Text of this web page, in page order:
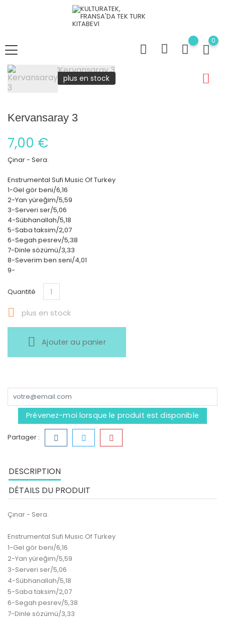
0
plus en stock
Kervansaray 3
7,00 €
Çınar - Sera.
Enstrumental Sufi Music Of Turkey
1-Gel gör beni/6,16
2-Yan yüreğim/5,59
3-Serveri ser/5,06
4-Sübhanallah/5,18
5-Saba taksim/2,07
6-Segah pesrev/5,38
7-Dinle sözümü/3,33
8-Severim ben seni/4,01
9-
Quantité
 plus en stock
Ajouter au panier
Prévenez-moi lorsque le produit est disponible
Partager :
DESCRIPTION
DÉTAILS DU PRODUIT
Çınar - Sera.
Enstrumental Sufi Music Of Turkey
1-Gel gör beni/6,16
2-Yan yüreğim/5,59
3-Serveri ser/5,06
4-Sübhanallah/5,18
5-Saba taksim/2,07
6-Segah pesrev/5,38
7-Dinle sözümü/3,33